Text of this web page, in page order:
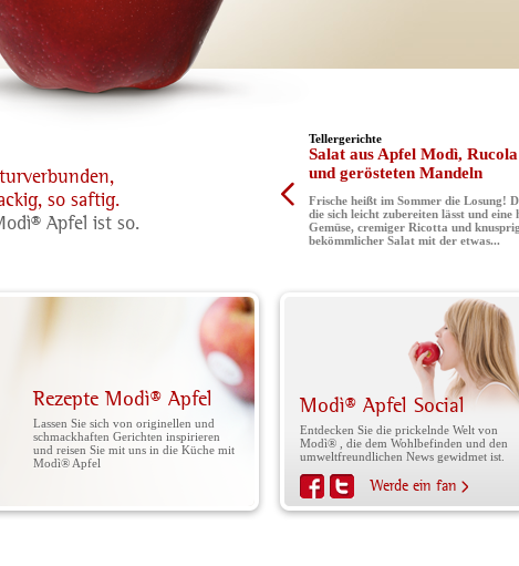
so saftig.
Apfel ist so.
Tellergerichte
Salat aus Apfel Modì,
und gerösteten Mandeln
Frische heißt im Sommer die Losung!
die sich leicht zubereiten lässt und
Gemüse, cremiger Ricotta und
bekömmlicher Salat mit der etwas...
Rezepte Modì® Apfel
Lassen Sie sich von originellen und
schmackhaften Gerichten inspirieren
und reisen Sie mit uns in die Küche mit
Modì® Apfel
Modì® Apfel Social
Entdecken Sie die prickelnde Welt von
Modì® , die dem Wohlbefinden und den
umweltfreundlichen News gewidmet ist.
Werde ein fan